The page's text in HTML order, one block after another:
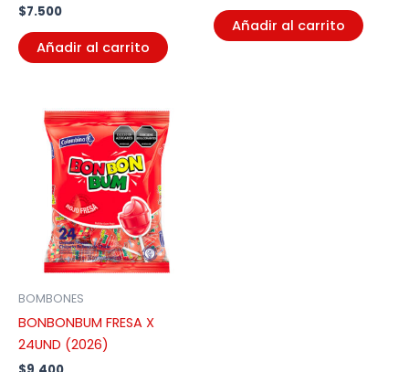
$7.500
Añadir al carrito
Añadir al carrito
BOMBONES
BONBONBUM FRESA X
24UND (2026)